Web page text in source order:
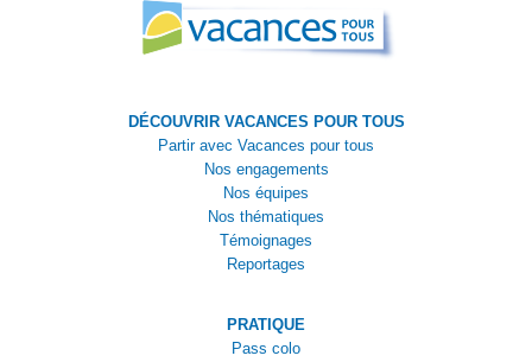
DÉCOUVRIR VACANCES POUR TOUS
Partir avec Vacances pour tous
Nos engagements
Nos équipes
Nos thématiques
Témoignages
Reportages
PRATIQUE
Pass colo